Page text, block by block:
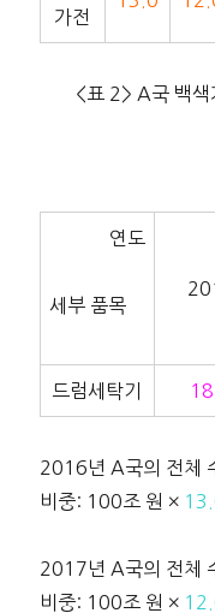
가전
<표 2> A국 백색
연도
세부 품목
드럼세탁기
2016년 A국의 전체
비중: 100조 원 ×
2017년 A국의 전체
비중: 100조 원 ×